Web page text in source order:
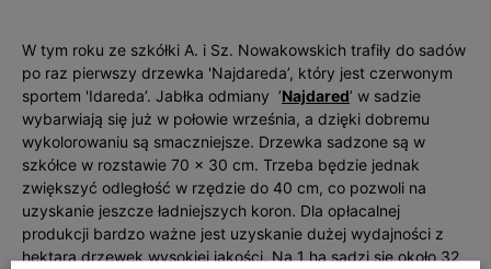
W tym roku ze szkółki A. i Sz. Nowakowskich trafiły do sadów
po raz pierwszy drzewka 'Najdareda’, który jest czerwonym
sportem 'Idareda’. Jabłka odmiany ’Najdared’ w sadzie
wybarwiają się już w połowie września, a dzięki dobremu
wykolorowaniu są smaczniejsze. Drzewka sadzone są w
szkółce w rozstawie 70 x 30 cm. Trzeba będzie jednak
zwiększyć odległość w rzędzie do 40 cm, co pozwoli na
uzyskanie jeszcze ładniejszych koron. Dla opłacalnej
produkcji bardzo ważne jest uzyskanie dużej wydajności z
hektara drzewek wysokiej jakości. Na 1 ha sadzi się około 32